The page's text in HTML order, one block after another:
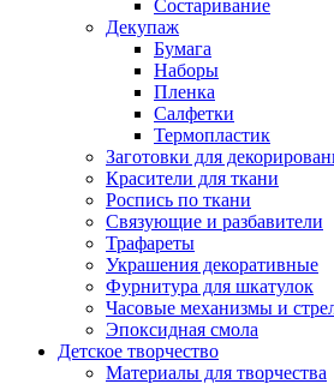
Состаривание
Декупаж
Бумага
Наборы
Пленка
Салфетки
Термопластик
Заготовки для
Красители для ткани
Роспись по ткани
Связующие и разбавители
Трафареты
Украшения декоративные
Фурнитура для шкатулок
Часовые механизмы и
Эпоксидная смола
Детское творчество
Материалы для творчества